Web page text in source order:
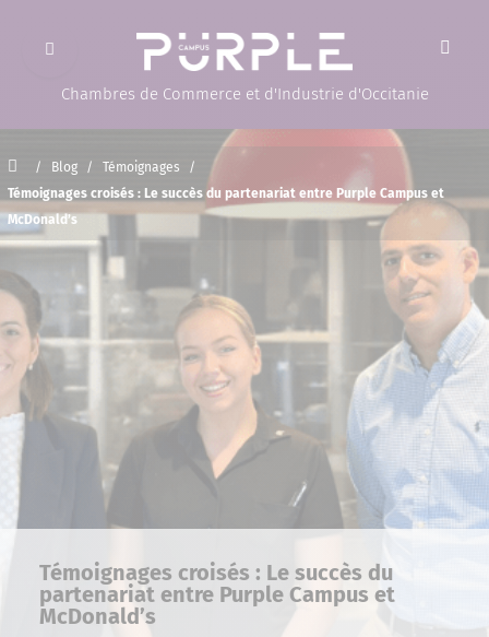
Ouvrir le menu
Chambres de Commerce et d'Industrie d'Occitanie
Accueil
/ Blog / Témoignages
/
Témoignages croisés : Le succès du partenariat entre Purple Campus et
McDonald’s
Témoignages croisés : Le succès du
partenariat entre Purple Campus et
McDonald’s